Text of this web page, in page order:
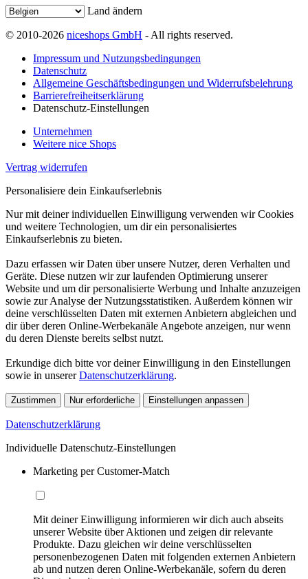
Land ändern
© 2010-2026 niceshops GmbH - All rights reserved.
Impressum und Nutzungsbedingungen
Datenschutz
Allgemeine Geschäftsbedingungen und Widerrufsbelehrung
Barrierefreiheitserklärung
Datenschutz-Einstellungen
Unternehmen
Weitere nice Shops
Vertrag widerrufen
Personalisiere dein Einkaufserlebnis
Nur mit deiner individuellen Einwilligung verwenden wir Cookies
und weitere Technologien, um dir ein personalisiertes
Einkaufserlebnis zu bieten.
Dazu erfassen wir Daten über unsere Nutzer, deren Verhalten und
Geräte. Diese nutzen wir zur laufenden Optimierung unserer
Website und um dir personalisierte Werbung und Inhalte anzuzeigen
sowie zur Analyse der Nutzungsstatistiken. Außerdem können wir
deine verschlüsselten Daten mit externen Anbietern abgleichen und
dir über deren Online-Werbekanäle Angebote anzeigen, nur wenn
du deren Dienste bereits selbst nutzt.
Erkundige dich bitte vor deiner Einwilligung in den Einstellungen
sowie in unsererDatenschutzerklärung.
Zustimmen Nur erforderliche Einstellungen anpassen
Datenschutzerklärung
Individuelle Datenschutz-Einstellungen
Marketing per Customer-Match
Mit deiner Einwilligung informieren wir dich auch abseits
unserer Website über Aktionen und zeigen dir relevante
Produkte. Dazu gleichen wir deine verschlüsselten
personenbezogenen Daten mit folgenden externen Anbietern
ab und nutzen deren Online-Werbekanäle, sofern du deren